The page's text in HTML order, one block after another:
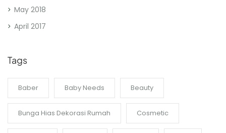
May 2018
April 2017
Tags
Baber Baby Needs Beauty
Bunga Hias Dekorasi Rumah Cosmetic